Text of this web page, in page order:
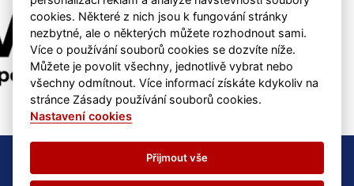
HC Vimperk - kontakt: hcvimperk@email.cz
cookies. Některé z nich jsou k fungování stránky
nezbytné, ale o některých můžete rozhodnout sami.
Více o používání souborů cookies se dozvíte níže.
Můžete je povolit všechny, jednotlivě vybrat nebo
všechny odmítnout. Více informací získáte kdykoliv na
stránce Zásady používání souborů cookies.
Nastavení cookies
Přijmout vše